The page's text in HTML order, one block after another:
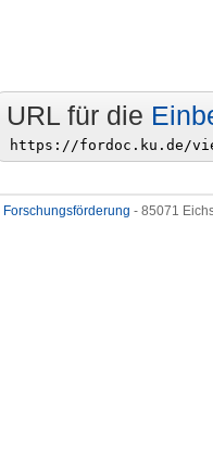
URL für die
- 85071